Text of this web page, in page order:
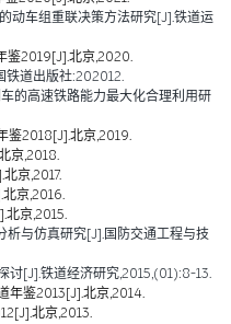
动车组重联决策方法研究[J].铁道运
鉴2019[J].北京,2020.
铁道出版社:202012.
的高速铁路能力最大化合理利用研
鉴2018[J].北京,2019.
京,2018.
京,2017.
京,2016.
北京,2015.
析与仿真研究[J].国防交通工程与技
讨[J].铁道经济研究,2015,(01):8-13.
年鉴2013[J].北京,2014.
北京,2013.